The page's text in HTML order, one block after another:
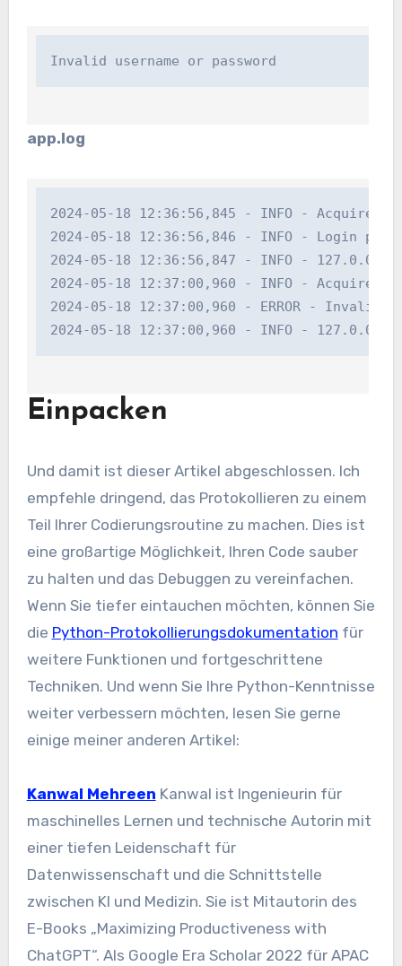
Invalid username or password
app.log
2024-05-18 12:36:56,845 - INFO - Acquired
2024-05-18 12:36:56,846 - INFO - Login
2024-05-18 12:36:56,847 - INFO -
2024-05-18 12:37:00,960 - INFO - Acquired
2024-05-18 12:37:00,960 - ERROR - Invalid
2024-05-18 12:37:00,960 - INFO -
Einpacken
Und damit ist dieser Artikel abgeschlossen. Ich
empfehle dringend, das Protokollieren zu einem
Teil Ihrer Codierungsroutine zu machen. Dies ist
eine großartige Möglichkeit, Ihren Code sauber
zu halten und das Debuggen zu vereinfachen.
Wenn Sie tiefer eintauchen möchten, können Sie
die Python-Protokollierungsdokumentation für
weitere Funktionen und fortgeschrittene
Techniken. Und wenn Sie Ihre Python-Kenntnisse
weiter verbessern möchten, lesen Sie gerne
einige meiner anderen Artikel:
Kanwal Mehreen Kanwal ist Ingenieurin für
maschinelles Lernen und technische Autorin mit
einer tiefen Leidenschaft für
Datenwissenschaft und die Schnittstelle
zwischen KI und Medizin. Sie ist Mitautorin des
E-Books „Maximizing Productiveness with
ChatGPT“. Als Google Era Scholar 2022 für APAC